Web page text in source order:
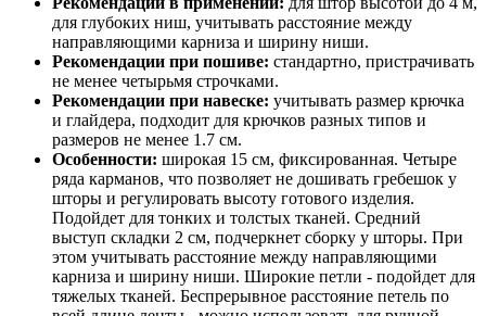
для глубоких ниш, учитывать расстояние между
направляющими карниза и ширину ниши.
Рекомендации при пошиве: стандартно, пристрачивать
не менее четырьмя строчками.
Рекомендации при навеске: учитывать размер крючка
и глайдера, подходит для крючков разных типов и
размеров не менее 1.7 см.
Особенности: широкая 15 см, фиксированная. Четыре
ряда карманов, что позволяет не дошивать гребешок у
шторы и регулировать высоту готового изделия.
Подойдет для тонких и толстых тканей. Средний
выступ складки 2 см, подчеркнет сборку у шторы. При
этом учитывать расстояние между направляющими
карниза и ширину ниши. Широкие петли - подойдет для
тяжелых тканей. Беспрерывное расстояние петель по